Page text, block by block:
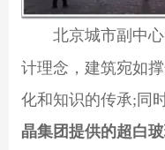
北京城市副中
计理念，建筑宛如
化和知识的传承;同
晶集团提供的超白